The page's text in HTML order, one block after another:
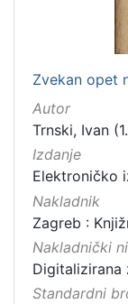
Zvekan opet
Autor
Trnski, Ivan
Izdanje
Elektroničko
Nakladnik
Zagreb :
Nakladnički
Digitalizirana
Standardni